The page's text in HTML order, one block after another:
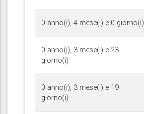
0 anno(i), 4 mese(i) e 0 giorno(i)
0 anno(i), 3 mese(i) e 23
giorno(i)
0 anno(i), 3 mese(i) e 19
giorno(i)